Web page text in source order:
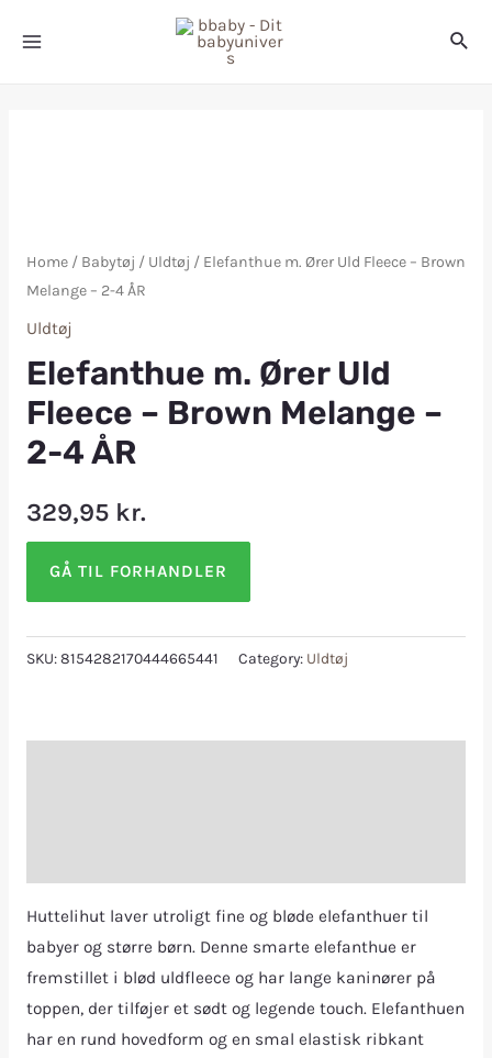
Home/ Babytøj / Uldtøj / Elefanthue m. Ører Uld Fleece – Brown
Melange – 2-4 ÅR
Uldtøj
Elefanthue m. Ører Uld
Fleece – Brown Melange –
2-4 ÅR
329,95 kr.
GÅ TIL FORHANDLER
SKU:8154282170444665441 Category: Uldtøj
Huttelihut laver utroligt fine og bløde elefanthuer til
babyer og større børn. Denne smarte elefanthue er
fremstillet i blød uldfleece og har lange kaninører på
toppen, der tilføjer et sødt og legende touch. Elefanthuen
har en rund hovedform og en smal elastisk ribkant